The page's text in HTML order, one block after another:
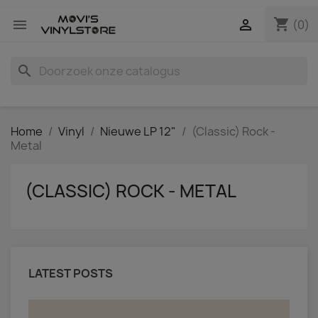
 shopping_cart (0)

search
Home Vinyl Nieuwe LP 12"
(Classic) Rock -
Metal
(CLASSIC) ROCK - METAL
LATEST POSTS